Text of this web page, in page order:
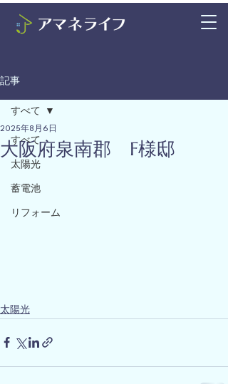
記事
すべて
太陽光
蓄電池
リフォーム
すべて
大阪府泉南郡 F様邸
2025年8月6日
太陽光